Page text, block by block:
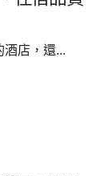
店，還...